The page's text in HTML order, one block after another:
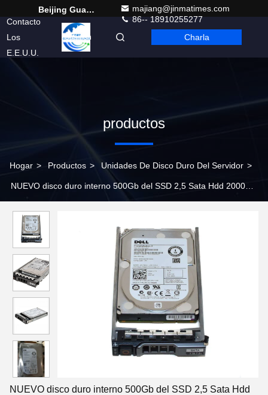
Beijing Guangtian Runze Technology Co., Ltd.
majiang@jinmatimes.com
86-- 18910255277
Contacto
Los
E.E.U.U.
Spanish Charla
productos
Hogar > Productos > Unidades De Disco Duro Del Servidor >
NUEVO disco duro interno 500Gb del SSD 2,5 Sata Hdd 2000G
NUEVO disco duro interno 500Gb del SSD 2,5 Sata Hdd